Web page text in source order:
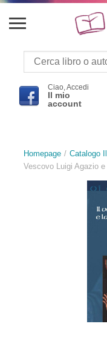
Ciao, Accedi
Il mio
account
Homepage Catalogo
Vescovo Luigi Agazio